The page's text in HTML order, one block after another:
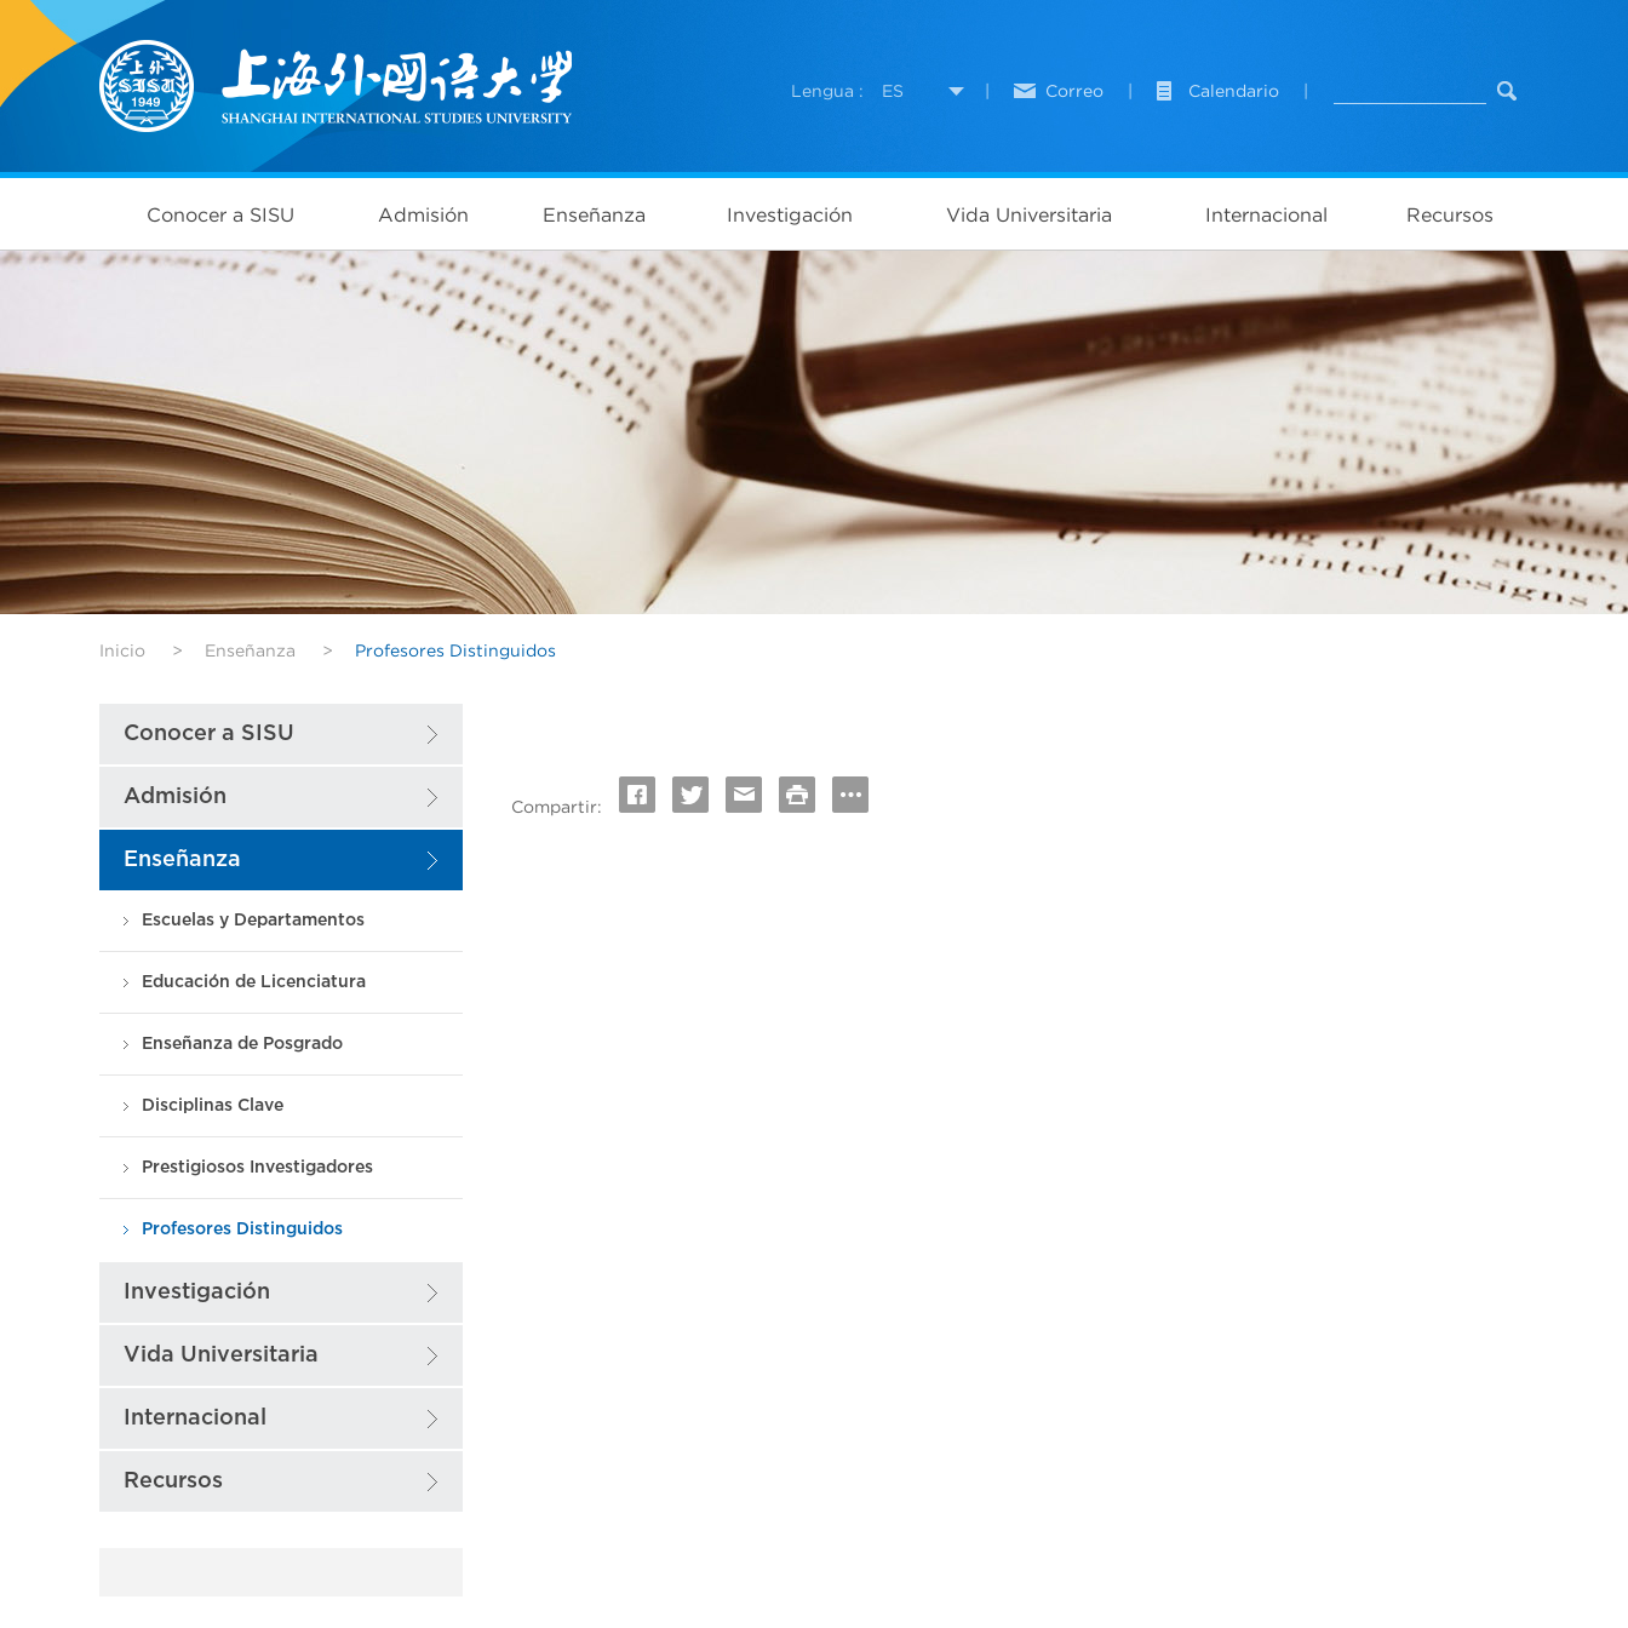
Lengua : ES Correo Calendario
Conocer a SISU Admisión Enseñanza Investigación Vida Universitaria Internacional Recursos
Inicio > Enseñanza > Profesores Distinguidos
Conocer a SISU
Admisión
Enseñanza
Escuelas y Departamentos
Educación de Licenciatura
Enseñanza de Posgrado
Disciplinas Clave
Prestigiosos Investigadores
Profesores Distinguidos
Investigación
Vida Universitaria
Internacional
Recursos
Compartir: